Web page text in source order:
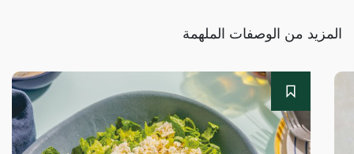
المزيد من الوصفات الملهمة